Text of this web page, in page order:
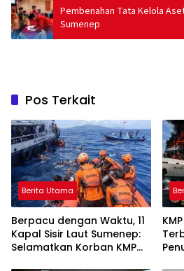
Pembenahan Tata Kelola
Sumenep
Pos Terkait
Berita Utama
Berpacu dengan Waktu, 11
Kapal Sisir Laut Sumenep:
Selamatkan Korban KMP